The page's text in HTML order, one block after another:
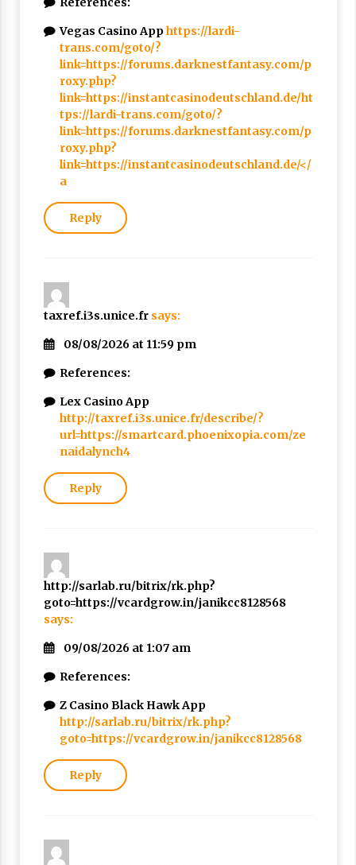
Vegas Casino Apphttps://lardi-
trans.com/goto/?
link=https://forums.darknestfantasy.com/p
roxy.php?
link=https://instantcasinodeutschland.de/ht
tps://lardi-trans.com/goto/?
link=https://forums.darknestfantasy.com/p
roxy.php?
link=https://instantcasinodeutschland.de/</
a
Reply
taxref.i3s.unice.fr says:
08/08/2026 at 11:59 pm
References:
Lex Casino App
http://taxref.i3s.unice.fr/describe/?
url=https://smartcard.phoenixopia.com/ze
naidalynch4
Reply
http://sarlab.ru/bitrix/rk.php?
goto=https://vcardgrow.in/janikcc8128568
says:
09/08/2026 at 1:07 am
References:
Z Casino Black Hawk App
http://sarlab.ru/bitrix/rk.php?
goto=https://vcardgrow.in/janikcc8128568
Reply